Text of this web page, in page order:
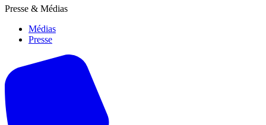
Presse & Médias
Médias
Presse